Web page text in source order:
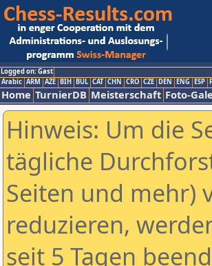
Logged on: Gast
Arabic ARM AZE BIH BUL CAT CHN CRO CZE DEN ENG ESP
Home TurnierDB Meisterschaft Foto-
Hinweis: Um die
tägliche
Seiten und mehr)
reduzieren,
seit 5 Tagen